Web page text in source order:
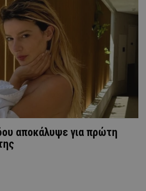
αποκάλυψε για πρώτη